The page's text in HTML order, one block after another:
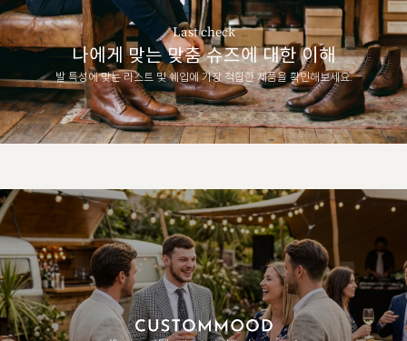
Last check
나에게 맞는 맞춤 슈즈에 대한 이해
발 특성에 맞는 라스트 및 쉐입에 가장 적합한 제품을 확인해보세요.